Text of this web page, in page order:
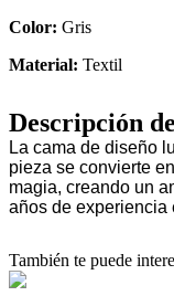
Color: Gris
Material: Textil
Descripción
La cama de diseño
pieza se convierte
magia, creando un
años de experiencia
También te puede